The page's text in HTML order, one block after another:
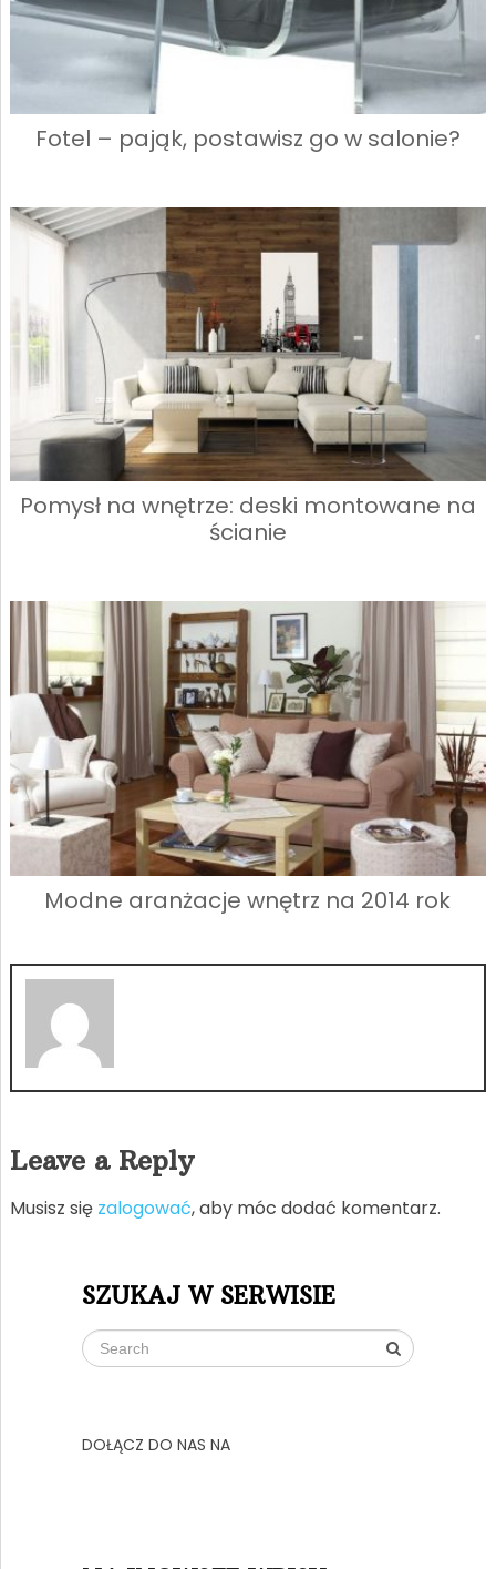
Fotel – pająk, postawisz go w salonie?
Pomysł na wnętrze: deski montowane na
ścianie
Modne aranżacje wnętrz na 2014 rok
Leave a Reply
Musisz się zalogować, aby móc dodać komentarz.
SZUKAJ W SERWISIE
DOŁĄCZ DO NAS NA